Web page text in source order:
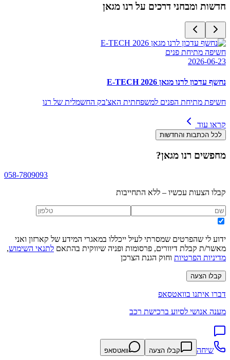
חדשות ומבחני דרכים על רנו מגאן
חשיפה מתיחת פנים
2026-06-23
נחשף עדכון לרנו מגאן E-TECH 2026
חשיפת מתיחת הפנים למשפחתית האצ'בק החשמלית של רנו
קראו עוד
לכל הכתבות והחדשות
מחפשים רנו מגאן?
058-7809093
קבלו הצעות עכשיו – ללא התחייבות
ידוע לי שהפרטים שמסרתי לעיל ייכללו במאגרי המידע של קארזון ואני
מאשר/ת קבלת דיוורים, פרסומות ופניה שיווקית בהתאם לתנאי השימוש,
מדיניות הפרטיות וחוק הגנת הצרכן
קבלו הצעה
דברו איתנו בוואטסאפ
מענה אנושי לסיוע ברכישת רכב
שיחה קבלו הצעה וואטסאפ